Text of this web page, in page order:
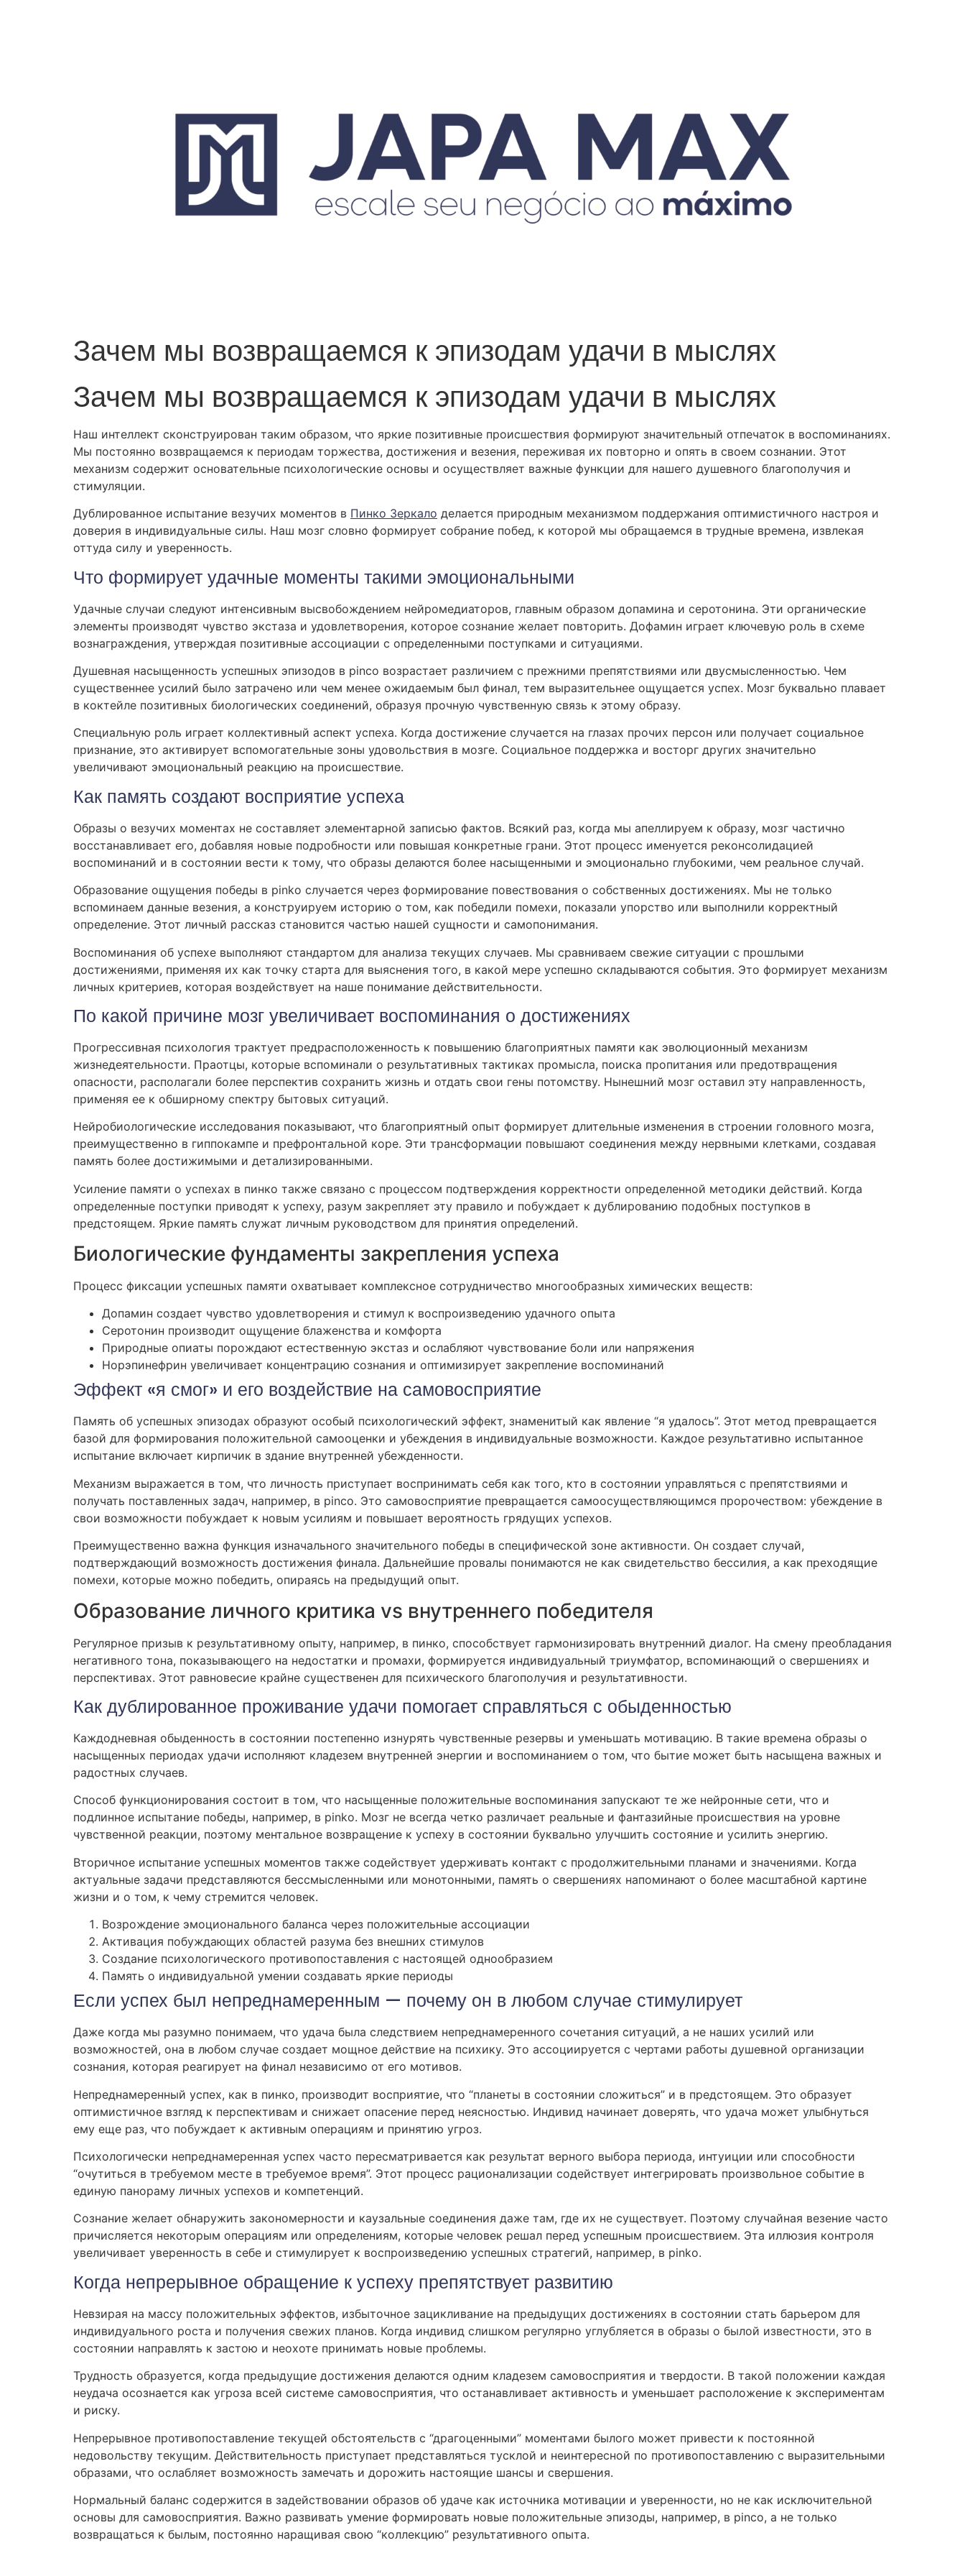
Зачем мы возвращаемся к эпизодам удачи в мыслях
Зачем мы возвращаемся к эпизодам удачи в мыслях
Наш интеллект сконструирован таким образом, что яркие позитивные происшествия формируют значительный отпечаток в воспоминаниях.
Мы постоянно возвращаемся к периодам торжества, достижения и везения, переживая их повторно и опять в своем сознании. Этот
механизм содержит основательные психологические основы и осуществляет важные функции для нашего душевного благополучия и
стимуляции.
Дублированное испытание везучих моментов в Пинко Зеркало делается природным механизмом поддержания оптимистичного настроя и
доверия в индивидуальные силы. Наш мозг словно формирует собрание побед, к которой мы обращаемся в трудные времена, извлекая
оттуда силу и уверенность.
Что формирует удачные моменты такими эмоциональными
Удачные случаи следуют интенсивным высвобождением нейромедиаторов, главным образом допамина и серотонина. Эти органические
элементы производят чувство экстаза и удовлетворения, которое сознание желает повторить. Дофамин играет ключевую роль в схеме
вознаграждения, утверждая позитивные ассоциации с определенными поступками и ситуациями.
Душевная насыщенность успешных эпизодов в pinco возрастает различием с прежними препятствиями или двусмысленностью. Чем
существеннее усилий было затрачено или чем менее ожидаемым был финал, тем выразительнее ощущается успех. Мозг буквально плавает
в коктейле позитивных биологических соединений, образуя прочную чувственную связь к этому образу.
Специальную роль играет коллективный аспект успеха. Когда достижение случается на глазах прочих персон или получает социальное
признание, это активирует вспомогательные зоны удовольствия в мозге. Социальное поддержка и восторг других значительно
увеличивают эмоциональный реакцию на происшествие.
Как память создают восприятие успеха
Образы о везучих моментах не составляет элементарной записью фактов. Всякий раз, когда мы апеллируем к образу, мозг частично
восстанавливает его, добавляя новые подробности или повышая конкретные грани. Этот процесс именуется реконсолидацией
воспоминаний и в состоянии вести к тому, что образы делаются более насыщенными и эмоционально глубокими, чем реальное случай.
Образование ощущения победы в pinko случается через формирование повествования о собственных достижениях. Мы не только
вспоминаем данные везения, а конструируем историю о том, как победили помехи, показали упорство или выполнили корректный
определение. Этот личный рассказ становится частью нашей сущности и самопонимания.
Воспоминания об успехе выполняют стандартом для анализа текущих случаев. Мы сравниваем свежие ситуации с прошлыми
достижениями, применяя их как точку старта для выяснения того, в какой мере успешно складываются события. Это формирует механизм
личных критериев, которая воздействует на наше понимание действительности.
По какой причине мозг увеличивает воспоминания о достижениях
Прогрессивная психология трактует предрасположенность к повышению благоприятных памяти как эволюционный механизм
жизнедеятельности. Праотцы, которые вспоминали о результативных тактиках промысла, поиска пропитания или предотвращения
опасности, располагали более перспектив сохранить жизнь и отдать свои гены потомству. Нынешний мозг оставил эту направленность,
применяя ее к обширному спектру бытовых ситуаций.
Нейробиологические исследования показывают, что благоприятный опыт формирует длительные изменения в строении головного мозга,
преимущественно в гиппокампе и префронтальной коре. Эти трансформации повышают соединения между нервными клетками, создавая
память более достижимыми и детализированными.
Усиление памяти о успехах в пинко также связано с процессом подтверждения корректности определенной методики действий. Когда
определенные поступки приводят к успеху, разум закрепляет эту правило и побуждает к дублированию подобных поступков в
предстоящем. Яркие память служат личным руководством для принятия определений.
Биологические фундаменты закрепления успеха
Процесс фиксации успешных памяти охватывает комплексное сотрудничество многообразных химических веществ:
Допамин создает чувство удовлетворения и стимул к воспроизведению удачного опыта
Серотонин производит ощущение блаженства и комфорта
Природные опиаты порождают естественную экстаз и ослабляют чувствование боли или напряжения
Норэпинефрин увеличивает концентрацию сознания и оптимизирует закрепление воспоминаний
Эффект «я смог» и его воздействие на самовосприятие
Память об успешных эпизодах образуют особый психологический эффект, знаменитый как явление “я удалось”. Этот метод превращается
базой для формирования положительной самооценки и убеждения в индивидуальные возможности. Каждое результативно испытанное
испытание включает кирпичик в здание внутренней убежденности.
Механизм выражается в том, что личность приступает воспринимать себя как того, кто в состоянии управляться с препятствиями и
получать поставленных задач, например, в pinco. Это самовосприятие превращается самоосуществляющимся пророчеством: убеждение в
свои возможности побуждает к новым усилиям и повышает вероятность грядущих успехов.
Преимущественно важна функция изначального значительного победы в специфической зоне активности. Он создает случай,
подтверждающий возможность достижения финала. Дальнейшие провалы понимаются не как свидетельство бессилия, а как преходящие
помехи, которые можно победить, опираясь на предыдущий опыт.
Образование личного критика vs внутреннего победителя
Регулярное призыв к результативному опыту, например, в пинко, способствует гармонизировать внутренний диалог. На смену преобладания
негативного тона, показывающего на недостатки и промахи, формируется индивидуальный триумфатор, вспоминающий о свершениях и
перспективах. Этот равновесие крайне существенен для психического благополучия и результативности.
Как дублированное проживание удачи помогает справляться с обыденностью
Каждодневная обыденность в состоянии постепенно изнурять чувственные резервы и уменьшать мотивацию. В такие времена образы о
насыщенных периодах удачи исполняют кладезем внутренней энергии и воспоминанием о том, что бытие может быть насыщена важных и
радостных случаев.
Способ функционирования состоит в том, что насыщенные положительные воспоминания запускают те же нейронные сети, что и
подлинное испытание победы, например, в pinko. Мозг не всегда четко различает реальные и фантазийные происшествия на уровне
чувственной реакции, поэтому ментальное возвращение к успеху в состоянии буквально улучшить состояние и усилить энергию.
Вторичное испытание успешных моментов также содействует удерживать контакт с продолжительными планами и значениями. Когда
актуальные задачи представляются бессмысленными или монотонными, память о свершениях напоминают о более масштабной картине
жизни и о том, к чему стремится человек.
Возрождение эмоционального баланса через положительные ассоциации
Активация побуждающих областей разума без внешних стимулов
Создание психологического противопоставления с настоящей однообразием
Память о индивидуальной умении создавать яркие периоды
Если успех был непреднамеренным — почему он в любом случае стимулирует
Даже когда мы разумно понимаем, что удача была следствием непреднамеренного сочетания ситуаций, а не наших усилий или
возможностей, она в любом случае создает мощное действие на психику. Это ассоциируется с чертами работы душевной организации
сознания, которая реагирует на финал независимо от его мотивов.
Непреднамеренный успех, как в пинко, производит восприятие, что “планеты в состоянии сложиться” и в предстоящем. Это образует
оптимистичное взгляд к перспективам и снижает опасение перед неясностью. Индивид начинает доверять, что удача может улыбнуться
ему еще раз, что побуждает к активным операциям и принятию угроз.
Психологически непреднамеренная успех часто пересматривается как результат верного выбора периода, интуиции или способности
“очутиться в требуемом месте в требуемое время”. Этот процесс рационализации содействует интегрировать произвольное событие в
единую панораму личных успехов и компетенций.
Сознание желает обнаружить закономерности и каузальные соединения даже там, где их не существует. Поэтому случайная везение часто
причисляется некоторым операциям или определениям, которые человек решал перед успешным происшествием. Эта иллюзия контроля
увеличивает уверенность в себе и стимулирует к воспроизведению успешных стратегий, например, в pinko.
Когда непрерывное обращение к успеху препятствует развитию
Невзирая на массу положительных эффектов, избыточное зацикливание на предыдущих достижениях в состоянии стать барьером для
индивидуального роста и получения свежих планов. Когда индивид слишком регулярно углубляется в образы о былой известности, это в
состоянии направлять к застою и неохоте принимать новые проблемы.
Трудность образуется, когда предыдущие достижения делаются одним кладезем самовосприятия и твердости. В такой положении каждая
неудача осознается как угроза всей системе самовосприятия, что останавливает активность и уменьшает расположение к экспериментам
и риску.
Непрерывное противопоставление текущей обстоятельств с “драгоценными” моментами былого может привести к постоянной
недовольству текущим. Действительность приступает представляться тусклой и неинтересной по противопоставлению с выразительными
образами, что ослабляет возможность замечать и дорожить настоящие шансы и свершения.
Нормальный баланс содержится в задействовании образов об удаче как источника мотивации и уверенности, но не как исключительной
основы для самовосприятия. Важно развивать умение формировать новые положительные эпизоды, например, в pinco, а не только
возвращаться к былым, постоянно наращивая свою “коллекцию” результативного опыта.